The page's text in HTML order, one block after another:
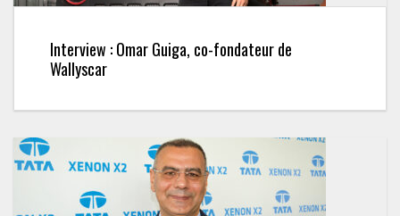
Interview : Omar Guiga, co-fondateur de
Wallyscar